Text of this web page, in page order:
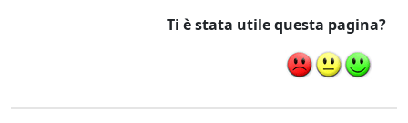
Ti è stata utile questa pagina?